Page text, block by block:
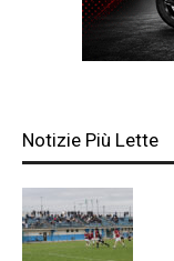
Notizie Più Lette